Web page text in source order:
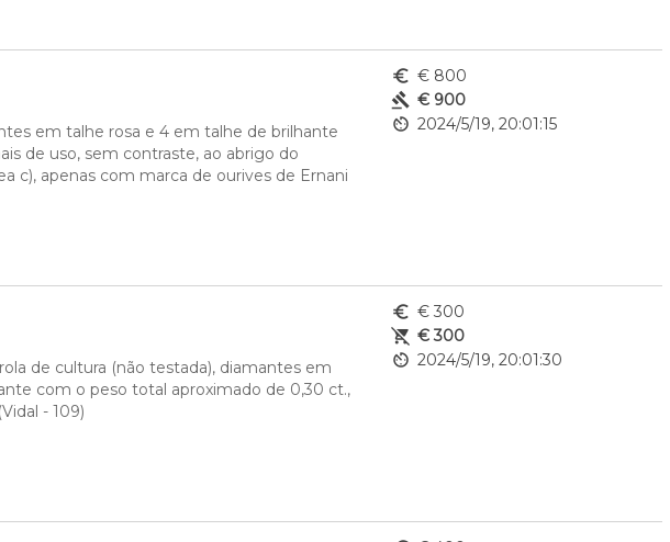
em talhe rosa e 4 em talhe de brilhante
de uso, sem contraste, ao abrigo do
c), apenas com marca de ourives de Ernani
euro_symbol € 800
gavel € 900
av_timer 2024/5/19, 20:01:15
de cultura (não testada), diamantes em
com o peso total aproximado de 0,30 ct.,
- 109)
euro_symbol € 300
remove_shopping_cart € 300
av_timer 2024/5/19, 20:01:30